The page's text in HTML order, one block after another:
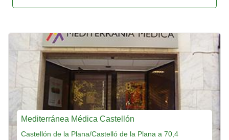
Mediterránea Médica Castellón
Castellón de la Plana/Castelló de la Plana a 70,4